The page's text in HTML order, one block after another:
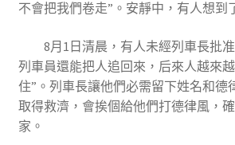
不會把我們卷走”。安靜中，有人想到
8月1日清晨，有人未經列車長批
列車員還能把人追回來，后來人越來
住”。列車長讓他們必需留下姓名和德
取得救濟，會挨個給他們打德律風，
家。